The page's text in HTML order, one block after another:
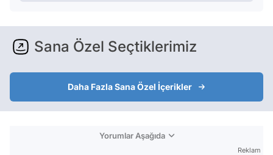
Sana Özel Seçtiklerimiz
Daha Fazla Sana Özel İçerikler
Yorumlar Aşağıda
Reklam